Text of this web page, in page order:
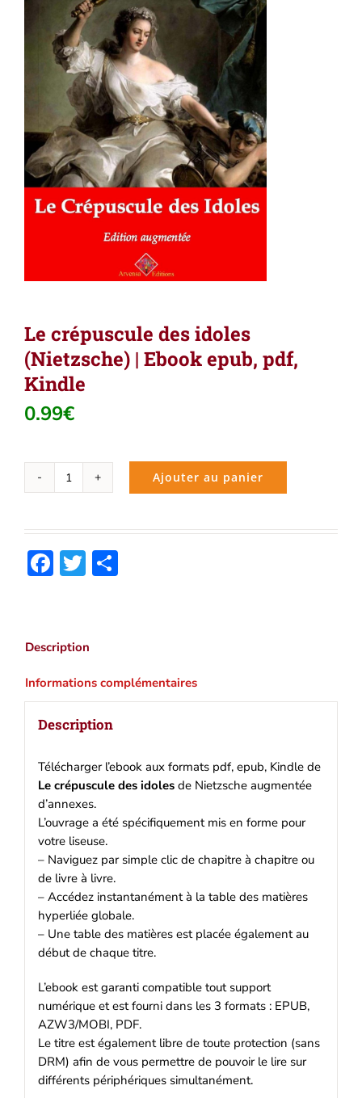
Le crépuscule des idoles
(Nietzsche) | Ebook epub, pdf,
Kindle
0.99€
quantité
des
idoles
epub,
Kindle
Ajouter au panier
Facebook
Twitter
Description
Informations complémentaires
Description
Télécharger l’ebook aux formats pdf, epub, Kindle de
Le crépuscule des idolesde Nietzsche augmentée
d’annexes.
L’ouvrage a été spécifiquement mis en forme pour
votre liseuse.
– Naviguez par simple clic de chapitre à chapitre ou
de livre à livre.
– Accédez instantanément à la table des matières
hyperliée globale.
– Une table des matières est placée également au
début de chaque titre.
L’ebook est garanti compatible tout support
numérique et est fourni dans les 3 formats : EPUB,
AZW3/MOBI, PDF.
Le titre est également libre de toute protection (sans
DRM) afin de vous permettre de pouvoir le lire sur
différents périphériques simultanément.